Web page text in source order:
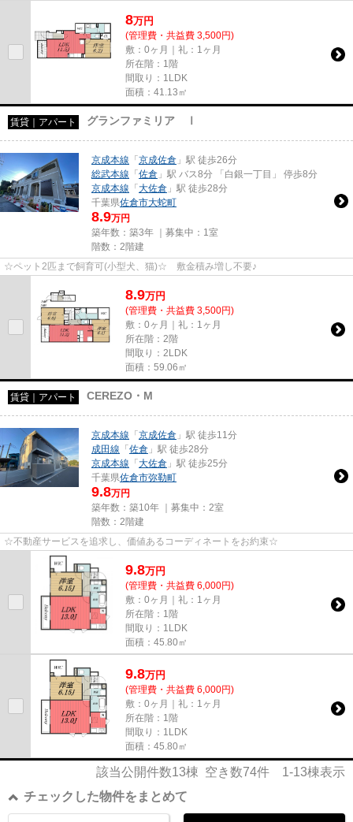
8万円
(管理費・共益費 3,500円)
敷：0ヶ月｜礼：1ヶ月
所在階：1階
間取り：1LDK
面積：41.13㎡
賃貸｜アパート グランファミリア Ⅰ
京成本線 「京成佐倉 」駅 徒歩26分
総武本線 「佐倉 」駅 バス8分 「白銀一丁目」 停歩8分
京成本線 「大佐倉 」駅 徒歩28分
千葉県佐倉市大蛇町
8.9万円
築年数：築3年 ｜募集中： 1室
階数：2階建
☆ペット2匹まで飼育可(小型犬、猫)☆ 敷金積み増し不要♪
8.9万円
(管理費・共益費 3,500円)
敷：0ヶ月｜礼：1ヶ月
所在階：2階
間取り：2LDK
面積：59.06㎡
賃貸｜アパート CEREZO・M
京成本線 「京成佐倉 」駅 徒歩11分
成田線 「佐倉 」駅 徒歩28分
京成本線 「大佐倉 」駅 徒歩25分
千葉県佐倉市弥勒町
9.8万円
築年数：築10年 ｜募集中： 2室
階数：2階建
☆不動産サービスを追求し、価値あるコーディネートをお約束☆
9.8万円
(管理費・共益費 6,000円)
敷：0ヶ月｜礼：1ヶ月
所在階：1階
間取り：1LDK
面積：45.80㎡
9.8万円
(管理費・共益費 6,000円)
敷：0ヶ月｜礼：1ヶ月
所在階：1階
間取り：1LDK
面積：45.80㎡
該当公開件数13棟 空き数74件 1-13棟表示
チェックした物件をまとめて